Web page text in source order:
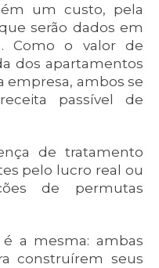
um custo, pela
serão dados em
Como o valor de
dos apartamentos
empresa, ambos se
passível de
de tratamento
pelo lucro real ou
de permutas
a mesma: ambas
construírem seus